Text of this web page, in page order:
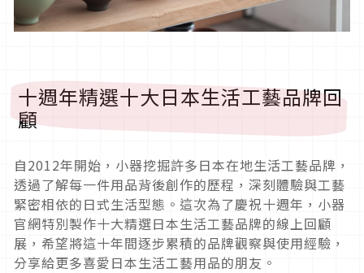
十週年精選十大日本生活工藝品牌回
顧
自2012年開始，小器挖掘許多日本在地生活工藝品牌，
透過了解每一件用品背後創作的歷程，深刻體驗與工藝
緊密相依的日式生活型態。這次為了慶祝十週年，小器
官網特別製作十大精選日本生活工藝品牌的線上回顧
展，希望將這十年間逐步累積的品牌觀察與使用經驗，
分享給更多喜愛日本生活工藝用品的朋友。